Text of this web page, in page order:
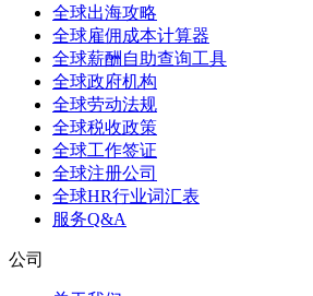
全球出海攻略
全球雇佣成本计算器
全球薪酬自助查询工具
全球政府机构
全球劳动法规
全球税收政策
全球工作签证
全球注册公司
全球HR行业词汇表
服务Q&A
公司